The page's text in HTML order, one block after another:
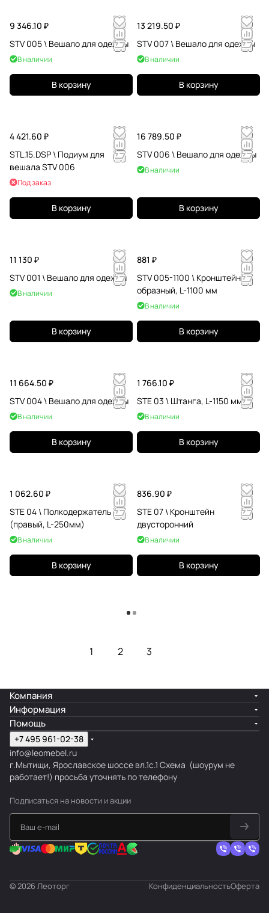
9 346.10 ₽
STV 005 \ Вешало для одежды
В наличии
В корзину
13 219.50 ₽
STV 007 \ Вешало для одежды
В наличии
В корзину
4 421.60 ₽
STL.15.DSP \ Подиум для
вешала STV 006
Под заказ
В корзину
16 789.50 ₽
STV 006 \ Вешало для одежды
В наличии
В корзину
11 130 ₽
STV 001 \ Вешало для одежды
В наличии
В корзину
881 ₽
STV 005-1100 \ Кронштейн П-
образный, L-1100 мм
В наличии
В корзину
11 664.50 ₽
STV 004 \ Вешало для одежды
В наличии
В корзину
1 766.10 ₽
STE 03 \ Штанга, L-1150 мм
В наличии
В корзину
1 062.60 ₽
STE 04 \ Полкодержатель
(правый, L-250мм)
В наличии
В корзину
836.90 ₽
STE 07 \ Кронштейн
двусторонний
В наличии
В корзину
Загрузить еще
1 2 3
Компания
Информация
Помощь
+7 495 961-02-38
info@leomebel.ru
г.Мытищи, Ярославское шоссе вл.1с.1 Схема (шоурум не
работает!) просьба уточнять по телефону
Подписаться на новости и акции
© 2026 Леоторг КонфиденциальностьОферта